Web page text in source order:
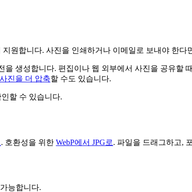
원합니다. 사진을 인쇄하거나 이메일로 보내야 한다
생성합니다. 편집이나 웹 외부에서 사진을 공유할
사진을 더 압축할 수도 있습니다.
할 수 있습니다.
. 호환성을 위한 WebP에서 JPG로. 파일을 드래그하고,
능합니다.